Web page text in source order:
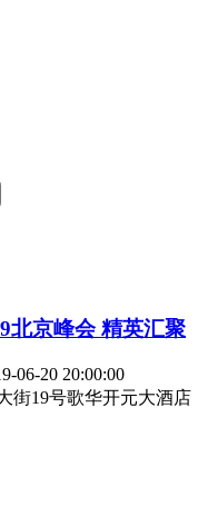
北京峰会 精英汇聚
06-20 20:00:00
街19号歌华开元大酒店